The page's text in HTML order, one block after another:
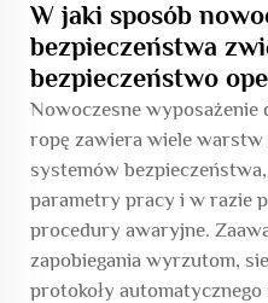
W jaki sposób
bezpieczeństwa
bezpieczeństwo
Nowoczesne
ropę zawiera wiele
systemów
parametry pracy i w razie
procedury awaryjne.
zapobiegania wyrzutom,
protokoły automatycznego